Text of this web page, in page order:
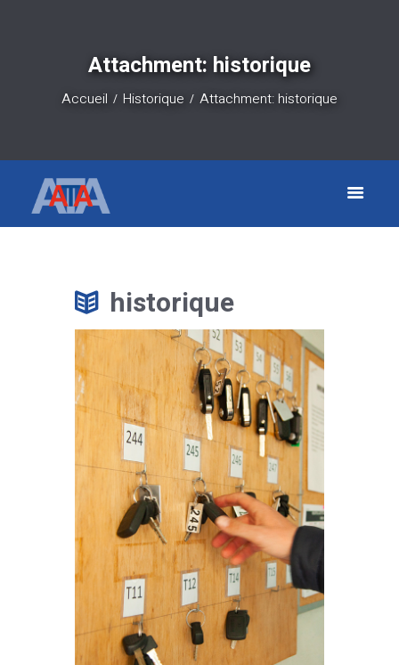
Attachment: historique
Accueil Historique Attachment: historique
historique